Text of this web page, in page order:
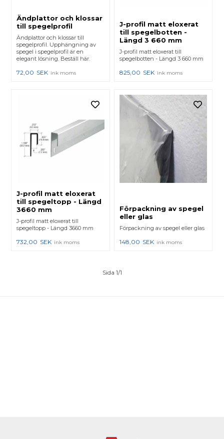
Ändplattor och klossar
till spegelprofil
Ändplattor och klossar till
spegelprofil. Upphängning av
spegel i spegelprofil är en
elegant lösning. Beställ här.
72,00 SEK ink moms
J-profil matt eloxerat
till spegelbotten -
Längd 3 660 mm
J-profil matt eloxerat till
spegelbotten - Längd 3 660 mm
825,00 SEK ink moms
J-profil matt eloxerat
till spegeltopp - Längd
3660 mm
J-profil matt eloxerat till
spegeltopp - Längd 3660 mm
732,00 SEK ink moms
Förpackning av spegel
eller glas
Förpackning av spegel eller glas
148,00 SEK ink moms
Sida 1/1